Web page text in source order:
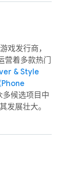
戏发行商，
着多款热门
& Style
Phone
多候选项目中
发展壮大。